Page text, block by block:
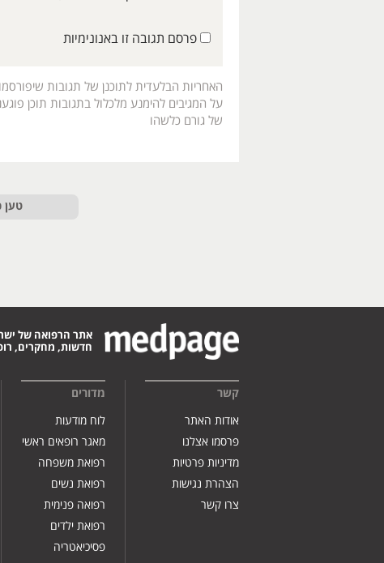
פרסם תגובה זו באנונימיות
האחריות הבלעדית לתוכנן של תגובות
על המגיבים להימנע מלכלול בתגובות תוכן
של גורם כלשהו
טען
אתר הרפואה של
חדשות, מחקרים,
קשר
אודות האתר
פרסמו אצלנו
מדיניות פרטיות
הצהרת נגישות
צרו קשר
מדורים
לוח מודעות
מאגר רופאים ראשי
רפואת משפחה
רפואת נשים
רפואה פנימית
רפואת ילדים
פסיכיאטריה